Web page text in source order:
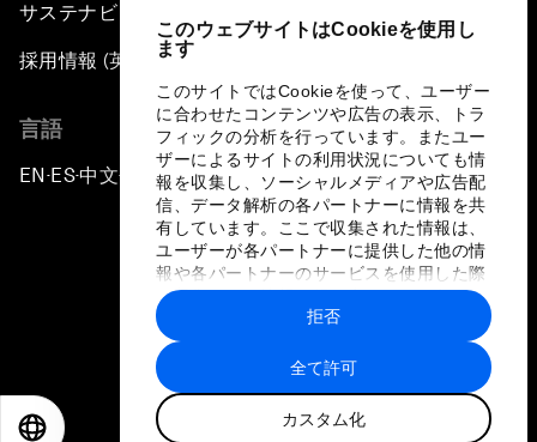
このウェブサイトはCookieを使用し
ます
このサイトではCookieを使って、ユーザー
に合わせたコンテンツや広告の表示、トラ
フィックの分析を行っています。またユー
ザーによるサイトの利用状況についても情
報を収集し、ソーシャルメディアや広告配
信、データ解析の各パートナーに情報を共
有しています。ここで収集された情報は、
ユーザーが各パートナーに提供した他の情
報や各パートナーのサービスを使用した際
に収集された情報と組み合わされ、各パー
トナーによって使用されることがありま
す。
全て許可
カスタム化
拒否
サステナビリティへの取り組み
採用情報 (英語のみ)
言語
EN ▪ES▪中文▪ 日本語
プライバシーポリシーと利用規約
サイトマップ
©
世界経済フォーラム